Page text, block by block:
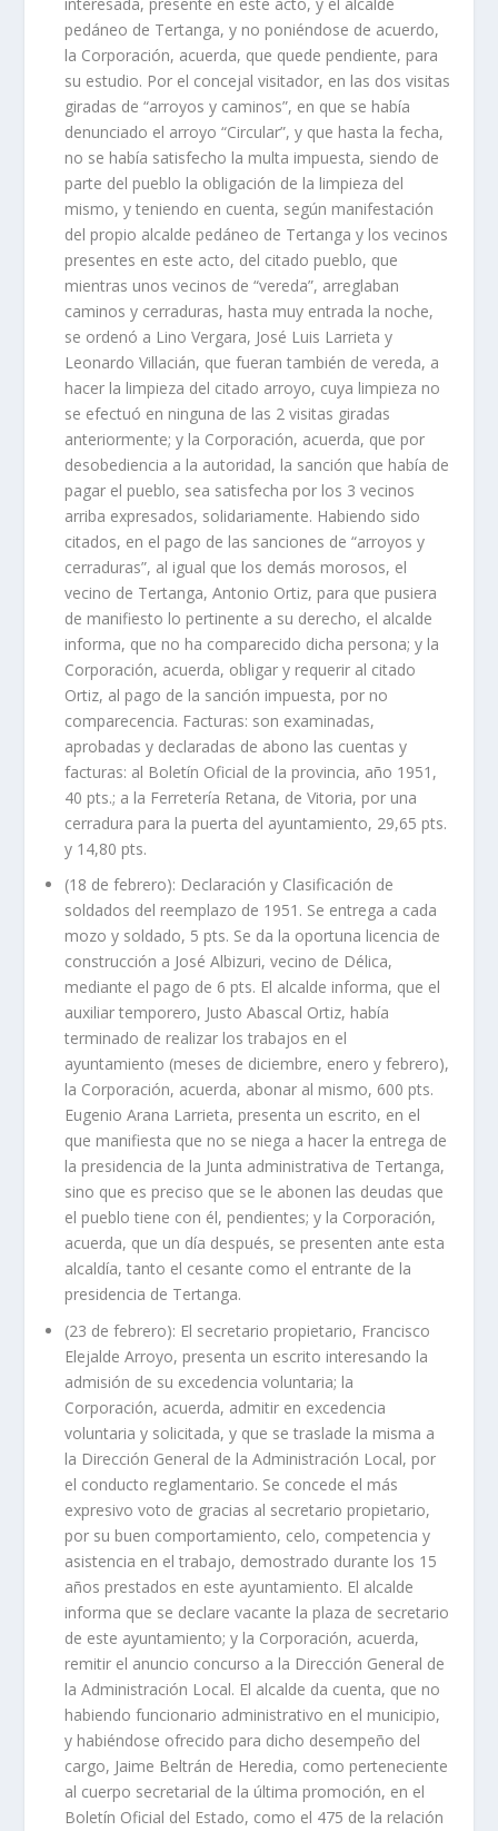
pedáneo de Tertanga, y no poniéndose de acuerdo,
la Corporación, acuerda, que quede pendiente, para
su estudio. Por el concejal visitador, en las dos visitas
giradas de “arroyos y caminos”, en que se había
denunciado el arroyo “Circular”, y que hasta la fecha,
no se había satisfecho la multa impuesta, siendo de
parte del pueblo la obligación de la limpieza del
mismo, y teniendo en cuenta, según manifestación
del propio alcalde pedáneo de Tertanga y los vecinos
presentes en este acto, del citado pueblo, que
mientras unos vecinos de “vereda”, arreglaban
caminos y cerraduras, hasta muy entrada la noche,
se ordenó a Lino Vergara, José Luis Larrieta y
Leonardo Villacián, que fueran también de vereda, a
hacer la limpieza del citado arroyo, cuya limpieza no
se efectuó en ninguna de las 2 visitas giradas
anteriormente; y la Corporación, acuerda, que por
desobediencia a la autoridad, la sanción que había de
pagar el pueblo, sea satisfecha por los 3 vecinos
arriba expresados, solidariamente. Habiendo sido
citados, en el pago de las sanciones de “arroyos y
cerraduras”, al igual que los demás morosos, el
vecino de Tertanga, Antonio Ortiz, para que pusiera
de manifiesto lo pertinente a su derecho, el alcalde
informa, que no ha comparecido dicha persona; y la
Corporación, acuerda, obligar y requerir al citado
Ortiz, al pago de la sanción impuesta, por no
comparecencia. Facturas: son examinadas,
aprobadas y declaradas de abono las cuentas y
facturas: al Boletín Oficial de la provincia, año 1951,
40 pts.; a la Ferretería Retana, de Vitoria, por una
cerradura para la puerta del ayuntamiento, 29,65 pts.
y 14,80 pts.
(18 de febrero): Declaración y Clasificación de
soldados del reemplazo de 1951. Se entrega a cada
mozo y soldado, 5 pts. Se da la oportuna licencia de
construcción a José Albizuri, vecino de Délica,
mediante el pago de 6 pts. El alcalde informa, que el
auxiliar temporero, Justo Abascal Ortiz, había
terminado de realizar los trabajos en el
ayuntamiento (meses de diciembre, enero y febrero),
la Corporación, acuerda, abonar al mismo, 600 pts.
Eugenio Arana Larrieta, presenta un escrito, en el
que manifiesta que no se niega a hacer la entrega de
la presidencia de la Junta administrativa de Tertanga,
sino que es preciso que se le abonen las deudas que
el pueblo tiene con él, pendientes; y la Corporación,
acuerda, que un día después, se presenten ante esta
alcaldía, tanto el cesante como el entrante de la
presidencia de Tertanga.
(23 de febrero): El secretario propietario, Francisco
Elejalde Arroyo, presenta un escrito interesando la
admisión de su excedencia voluntaria; la
Corporación, acuerda, admitir en excedencia
voluntaria y solicitada, y que se traslade la misma a
la Dirección General de la Administración Local, por
el conducto reglamentario. Se concede el más
expresivo voto de gracias al secretario propietario,
por su buen comportamiento, celo, competencia y
asistencia en el trabajo, demostrado durante los 15
años prestados en este ayuntamiento. El alcalde
informa que se declare vacante la plaza de secretario
de este ayuntamiento; y la Corporación, acuerda,
remitir el anuncio concurso a la Dirección General de
la Administración Local. El alcalde da cuenta, que no
habiendo funcionario administrativo en el municipio,
y habiéndose ofrecido para dicho desempeño del
cargo, Jaime Beltrán de Heredia, como perteneciente
al cuerpo secretarial de la última promoción, en el
Boletín Oficial del Estado, como el 475 de la relación